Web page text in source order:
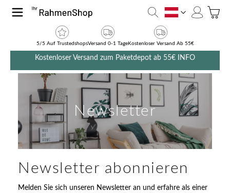
Zum Inhalt springen
AT
5/5 Auf TrustedshopsVersand 0-1 TageKostenloser Versand Ab 55€
Kostenloser Versand zum Paketdepot ab 55€ INFO
Newsletter
Newsletter abonnieren
Melden Sie sich unseren Newsletter an und erfahre als einer